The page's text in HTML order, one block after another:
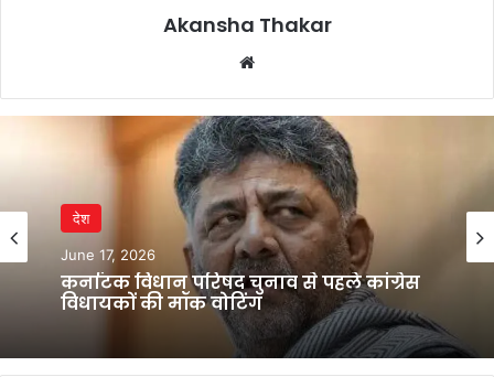
Akansha Thakar
देश
June 17, 2026
कर्नाटक विधान परिषद चुनाव से पहले कांग्रेस
विधायकों की मॉक वोटिंग